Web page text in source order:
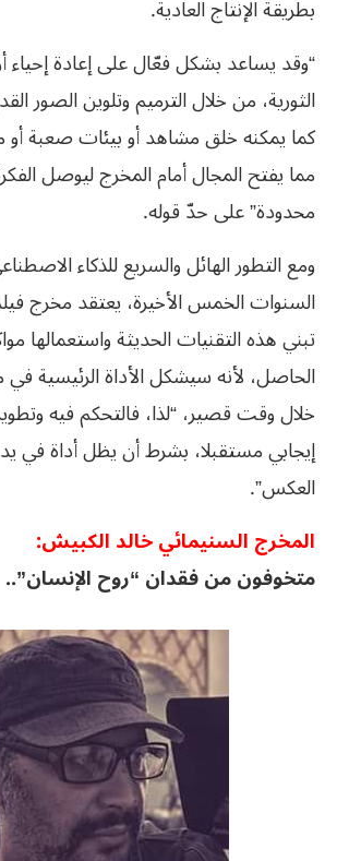
بطريقة الإنتاج العادية.
“وقد يساعد بشكل فعّال على إعادة إحياء
الثورية، من خلال الترميم وتلوين الصور
كما يمكنه خلق مشاهد أو بيئات صعبة أو
مما يفتح المجال أمام المخرج ليوصل
محدودة” على حدّ قوله.
ومع التطور الهائل والسريع للذكاء
تبني هذه التقنيات الحديثة واستعمالها
الحاصل، لأنه سيشكل الأداة الرئيسية
خلال وقت قصير، “لذا، فالتحكم فيه
إيجابي مستقبلا، بشرط أن يظل أداة في
العكس”.
المخرج السنيمائي خالد الكبيش:
متخوفون من فقدان “روح الإنسان”..